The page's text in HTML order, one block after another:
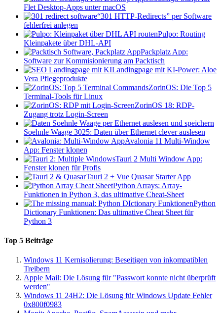
Flet Desktop-Apps unter macOS
“301 HTTP-Redirects” per Software
fehlerfrei anlegen
Pulpo: Routing
Kleinpakete über DHL-API
Packplatz App:
Software zur Kommisionierung am Packtisch
Landingpage mit KI-Power: Aloe
Vera Pflegeprodukte
ZorinOS: Die Top 5
Terminal-Tools für Linux
ZorinOS 18: RDP-
Zugang trotz Login-Screen
Soehnle Waage 3025: Daten über Ethernet clever auslesen
Avalonia 11 Multi-Window
App: Fenster klonen
Tauri 2 Multi Window App:
Fenster klonen für Profis
Tauri 2 + Vue Quasar Starter App
Python Arrays: Array-
Funktionen in Python 3, das ultimative Cheat-Sheet
Python
Dictionary Funktionen: Das ultimative Cheat Sheet für
Python 3
Top 5 Beiträge
Windows 11 Kernisolierung: Beseitigen von inkompatiblen
Treibern
Apple Mail: Die Lösung für "Passwort konnte nicht überprüft
werden"
Windows 11 24H2: Die Lösung für Windows Update Fehler
0x800f0983